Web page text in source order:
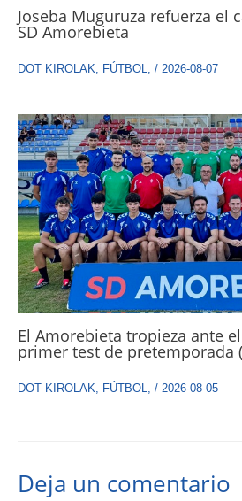
Joseba Muguruza refuerza el
SD Amorebieta
DOT KIROLAK, FÚTBOL, / 2026-08-07
El Amorebieta tropieza ante
primer test de pretemporada
DOT KIROLAK, FÚTBOL, / 2026-08-05
Deja un comentario